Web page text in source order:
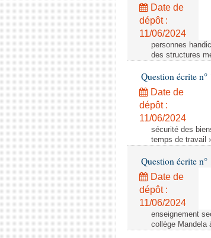
Date de
dépôt :
11/06/2024
personnes
des structures
Question écrite
Date de
dépôt :
11/06/2024
sécurité des
temps de travail
Question écrite
Date de
dépôt :
11/06/2024
enseignement
collège Mandela